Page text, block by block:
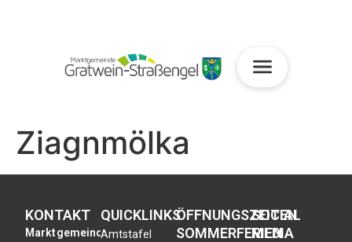
Ziagnmölka
KONTAKT
Marktgemeinde
QUICKLINKS
Amtstafel
ÖFFNUNGSZEITEN
SOMMERFERIEN
SOCIAL
MEDIA